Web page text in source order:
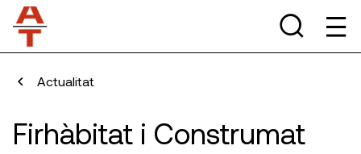
Actualitat
Firhàbitat i Construmat